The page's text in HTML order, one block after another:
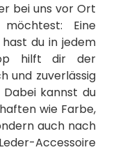
bei uns vor Ort
Eine
du in jedem
hilft dir der
und zuverlässig
kannst du
wie Farbe,
auch nach
Accessoire